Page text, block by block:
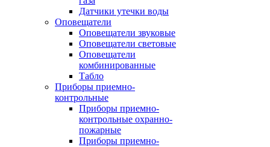
Датчики утечки воды
Оповещатели
Оповещатели звуковые
Оповещатели световые
Оповещатели
комбинированные
Табло
Приборы приемно-
контрольные
Приборы приемно-
контрольные охранно-
пожарные
Приборы приемно-